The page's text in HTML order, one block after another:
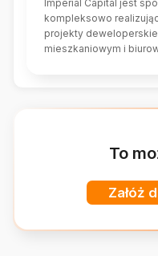
Imperial Capital jest
kompleksowo
projekty
mieszkaniowym i
To
Załóż